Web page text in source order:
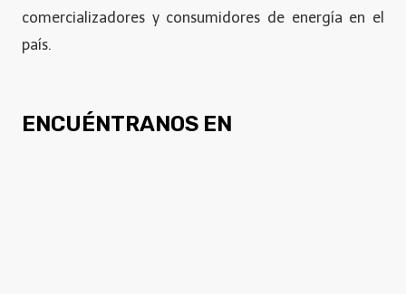
comercializadores y consumidores de energía en el
país.
ENCUÉNTRANOS EN